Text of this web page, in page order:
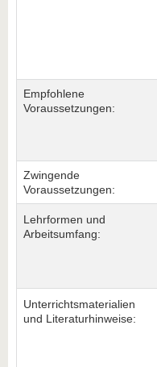
Empfohlene
Voraussetzungen:
Zwingende
Voraussetzungen:
Lehrformen und
Arbeitsumfang:
Unterrichtsmaterialien
und Literaturhinweise: